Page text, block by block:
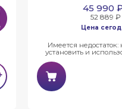
45 990
52 889 ₽
Цена
Имеется
установить и